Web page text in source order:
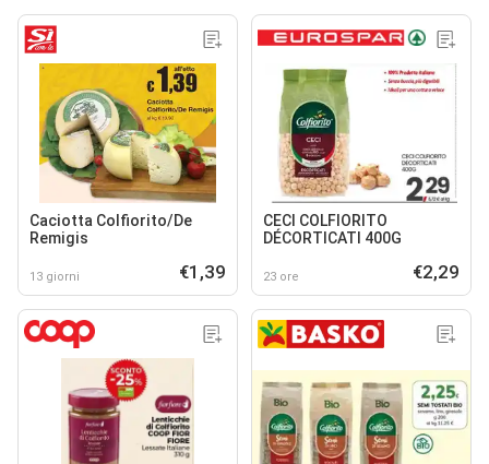
Caciotta Colfiorito/De
Remigis
13 giorni €1,39
CECI COLFIORITO
DÉCORTICATI 400G
23 ore €2,29